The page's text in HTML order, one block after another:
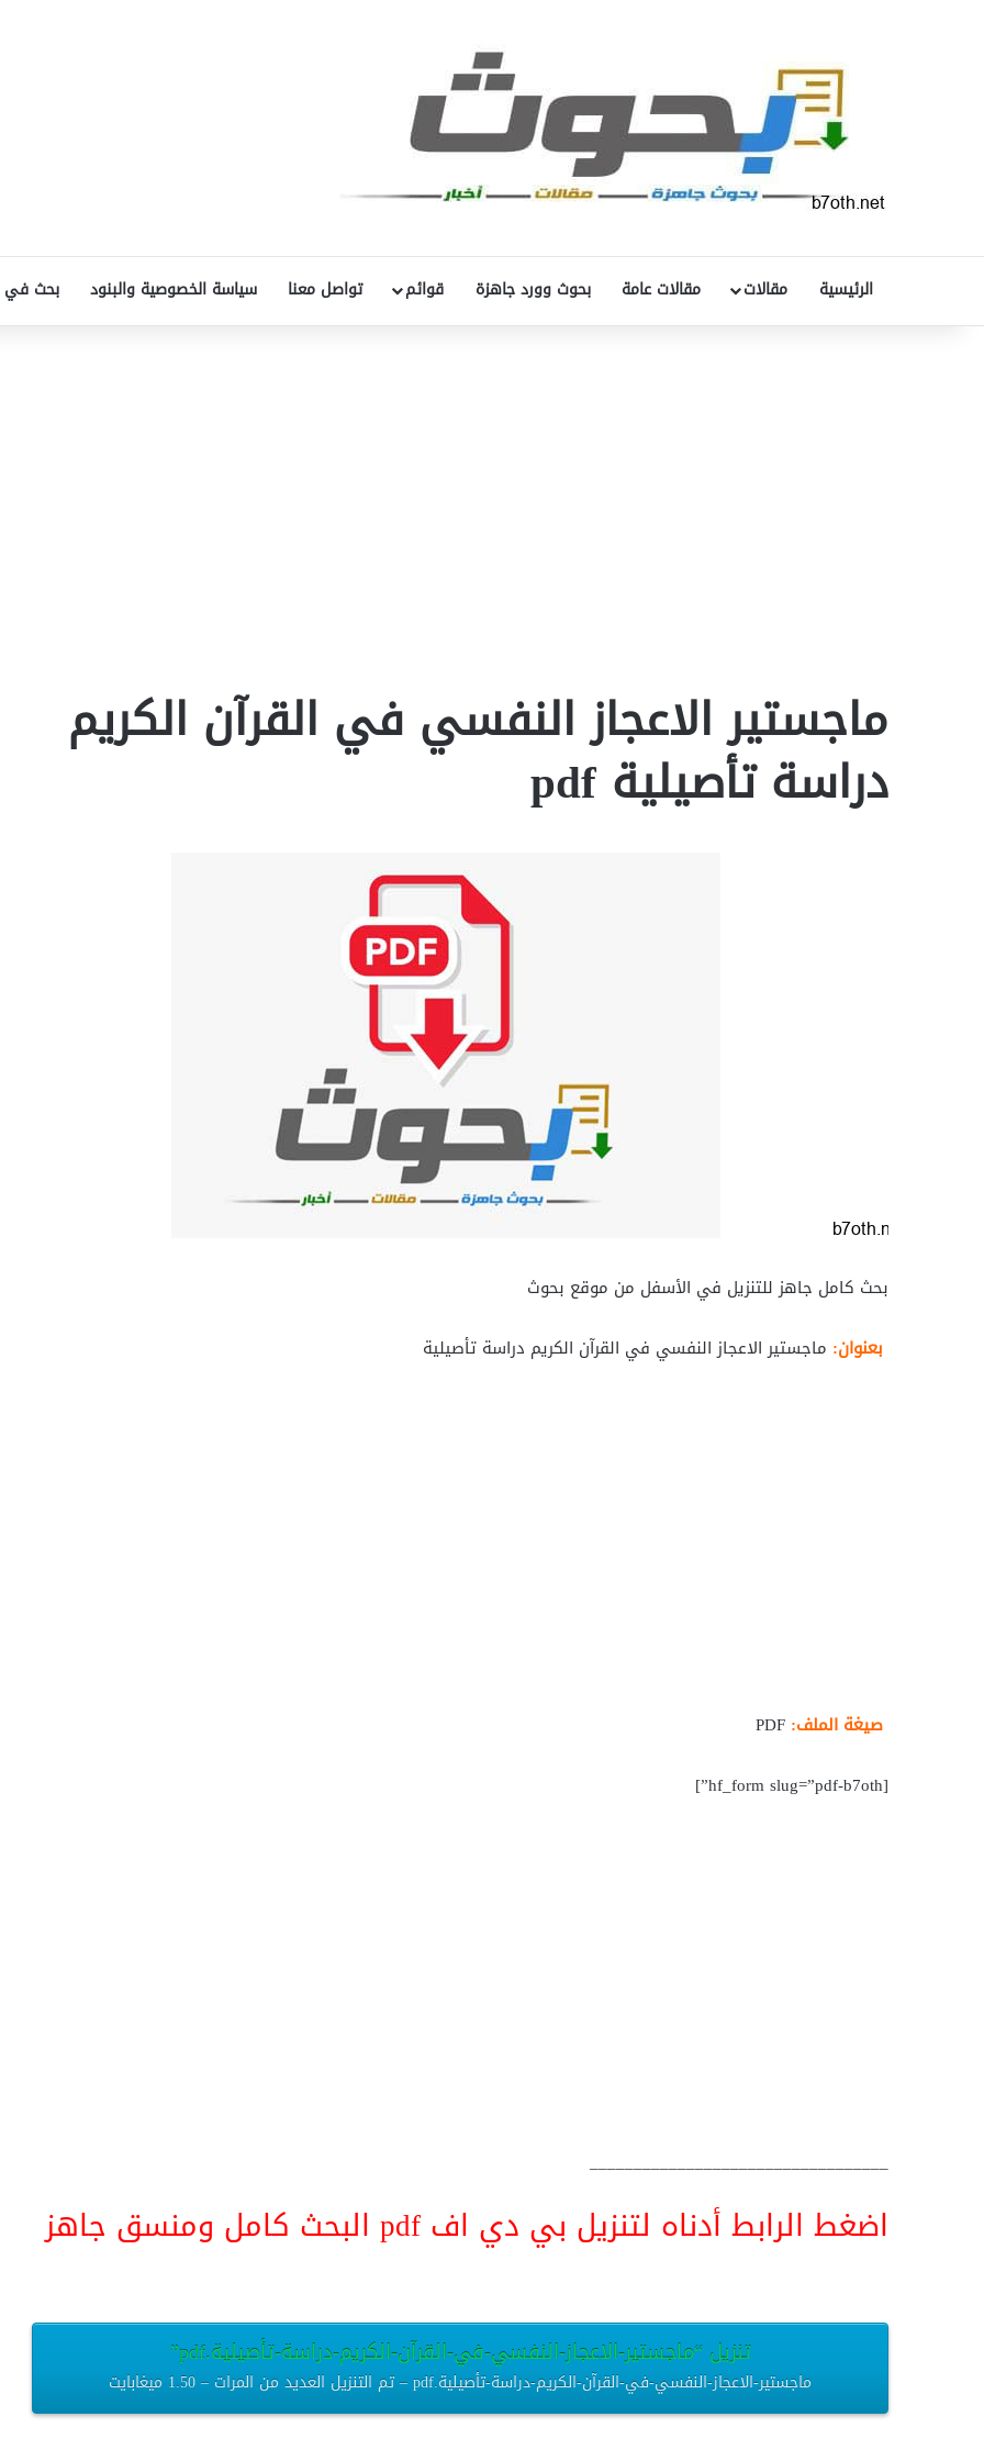
الرئيسية مقالات مقالات عامة بحوث وورد جاهزة قوائم تواصل معنا سياسة الخصوصية والبنود بحث في
ماجستير الاعجاز النفسي في القرآن الكريم
دراسة تأصيلية pdf
بحث كامل جاهز للتنزيل في الأسفل من موقع بحوث
بعنوان: ماجستير الاعجاز النفسي في القرآن الكريم دراسة تأصيلية
صيغة الملف:
[hf_form slug=”pdf-b7oth”]
__________________________________
اضغط الرابط أدناه لتنزيل بي دي اف pdf البحث كامل ومنسق جاهز
تنزيل “ماجستير-الاعجاز-النفسي-في-القرآن-الكريم-دراسة-تأصيلية.pdf”
ماجستير-الاعجاز-النفسي-في-القرآن-الكريم-دراسة-تأصيلية.pdf – تم التنزيل العديد من المرات – 1.50 ميغابايت